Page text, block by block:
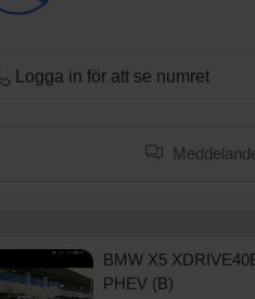
Logga in för att se numret
BMW X5
PHEV (B)